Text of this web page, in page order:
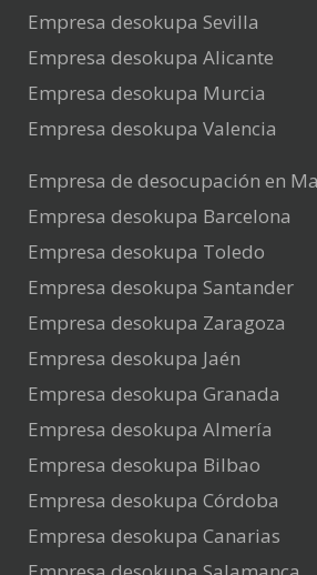
Empresa desokupa Sevilla
Empresa desokupa Alicante
Empresa desokupa Murcia
Empresa desokupa Valencia
Empresa de desocupación en
Empresa desokupa Barcelona
Empresa desokupa Toledo
Empresa desokupa Santander
Empresa desokupa Zaragoza
Empresa desokupa Jaén
Empresa desokupa Granada
Empresa desokupa Almería
Empresa desokupa Bilbao
Empresa desokupa Córdoba
Empresa desokupa Canarias